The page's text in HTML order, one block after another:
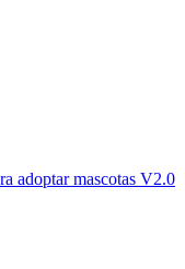
adoptar mascotas V2.0